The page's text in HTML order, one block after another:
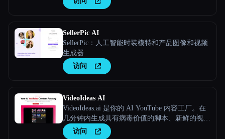
SellerPic AI
SellerPic：人工智能时装模特和产品图像和视频
生成器
访问
VideoIdeas AI
VideoIdeas.ai 是你的 AI YouTube 内容工厂。在
几分钟内生成具有病毒价值的脚本、新鲜的视频
创意和引人入胜的内容。
访问